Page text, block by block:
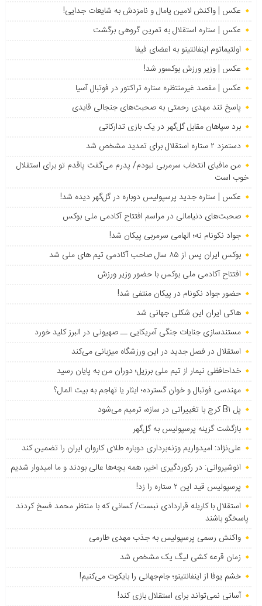
عکس | واکنش لامین یامال و نامزدش به شایعات جدایی!
عکس | ستاره استقلال به تمرین گروهی برگشت
اولتیماتوم اینفانتینو به اعضای فیفا
عکس | وزیر ورزش بوکسور شد!
عکس | مقصد غیرمنتظره ستاره تراکتور در فوتبال آسیا
پاسخ تند مهدی رحمتی به صحبت‌های جنجالی قایدی
برد سپاهان مقابل گل‌گهر در یک بازی تدارکاتی
دستمزد ۲ ستاره استقلال برای تمدید مشخص شد
من مافیای انتخاب سرمربی نبودم/ پدرم می‌گفت پاقدم تو برای استقلال
خوب است
عکس | ستاره جدید پرسپولیس دوباره در گل‌گهر دیده شد!
صحبت‌های دنیامالی در مراسم افتتاح آکادمی ملی بوکس
جواد نکونام نه؛ الهامی سرمربی پیکان شد!
بوکس ایران پس از ۸۵ سال صاحب آکادمی تیم های ملی شد
افتتاح آکادمی ملی بوکس با حضور وزیر ورزش
حضور جواد نکونام در پیکان منتفی شد!
هاکی ایران این شکلی جهانی شد
مستندسازی جنایات جنگی آمریکایی ــ صهیونی در البرز کلید خورد
استقلال در فصل جدید در این ورزشگاه میزبانی می‌کند
خداحافظی نیمار از تیم ملی برزیل؛ دوران من به پایان رسید
مهندسی فوتبال و خوان گسترده؛ ایثار یا تهاجم به بیت المال؟
پل B۱ کرج با تغییراتی در سازه، ترمیم می‌شود
بازگشت گزینه پرسپولیس به ‌گل‌گهر
علی‌نژاد: امیدواریم وزنه‌برداری دوباره طلای کاروان ایران را تضمین کند
انوشیروانی: در رکوردگیری اخیر، همه بچه‌ها عالی بودند و ما امیدوار شدیم
پرسپولیس قید این ۲ ستاره را زد!
استقلال با کاریله قراردادی نبست/ کسانی که با منتظر محمد فسخ کردند
پاسخگو باشند
واکنش رسمی پرسپولیس به جذب مهدی طارمی
زمان قرعه کشی لیگ یک مشخص شد
خشم یوفا از اینفانتینو؛ جام‌جهانی را بایکوت می‌کنیم!
آسانی نمی‌تواند برای استقلال بازی کند!